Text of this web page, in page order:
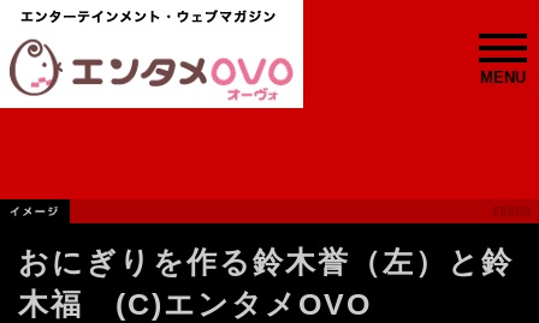
MENU
おにぎりを作る鈴木誉（左）と鈴
木福 (C)エンタメOVO